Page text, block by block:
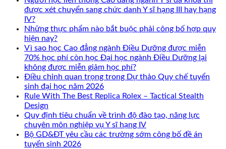
được xét chuyển sang chức danh Y sĩ hạng III hay hạng
IV?
Những thực phẩm nào bắt buộc phải công bố hợp quy
hiện nay?
Vì sao học Cao đẳng ngành Điều Dưỡng được miễn
70% học phí còn học Đại học ngành Điều Dưỡng lại
không được miễn giảm học phí?
Điều chỉnh quan trọng trong Dự thảo Quy chế tuyển
sinh đại học năm 2026
Rule With The Best Replica Rolex – Tactical Stealth
Design
Quy định tiêu chuẩn về trình độ đào tạo, năng lực
chuyên môn nghiệp vụ Y sĩ hạng IV
Bộ GD&ĐT yêu cầu các trường sớm công bố đề án
tuyển sinh 2026